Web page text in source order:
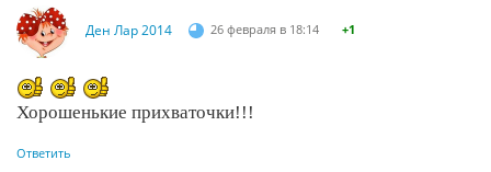
Ден Лар 2014 26 февраля в 18:14 +1
Хорошенькие прихваточки!!!
Ответить